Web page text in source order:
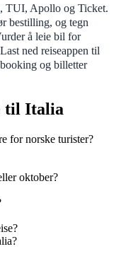
TUI, Apollo og Ticket.
bestilling, og tegn
å leie bil for
ned reiseappen til
og billetter
til Italia
for norske turister?
oktober?